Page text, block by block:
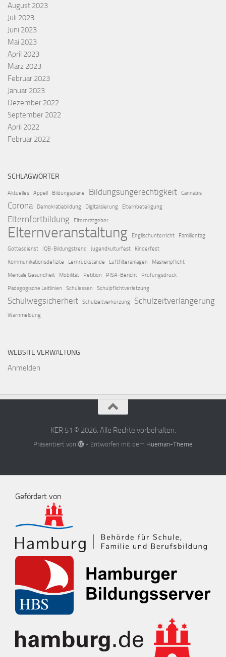
August 2023
Juli 2023
Juni 2023
Mai 2023
April 2023
März 2023
Februar 2023
Januar 2023
Dezember 2022
September 2022
April 2022
Februar 2022
SCHLAGWÖRTER
Aktuelles Appell Bildungspläne Bildungsungerechtigkeit Cannabis
Corona Demokratiebildung Digitalisierung Elternbeteiligung
Elternfortbildung Elternratgeber
Elternveranstaltung Englischunterricht
Familientag
Gottesdienst
IQB‑Bildungstrend Jugendkulturfest
Kinderfest
Kommunikationsdefizite
Lernrückstände Luftfilteranlagen
Maskenpflicht
Mentale Gesundheit
Mobilität Petition PISA-Bericht
Prüfungsdruck
Pädagogische Leitlinien
Schulessen Schulpflichtverletzung
Schulwegsicherheit Schulzeitverkürzung Schulzeitverlängerung
Warnmeldung
WEBSITE VERWALTUNG
Anmelden
KER 51 © 2026. Alle Rechte vorbehalten.
Präsentiert von - Entworfen mit dem Hueman-Theme
Gefördert von